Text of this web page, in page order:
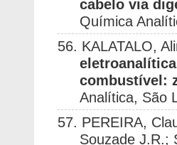
cabelo via
Química
56. KALATALO,
combustível:
Analítica, São
57. PEREIRA,
Souzade J.R.;